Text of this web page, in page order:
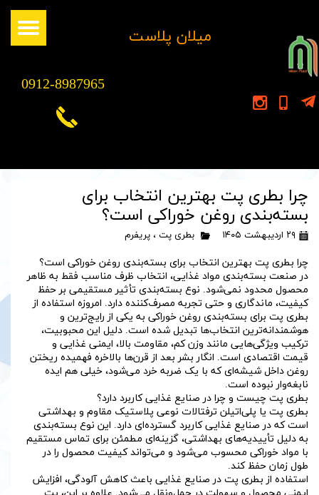
​میلان پلاست
0912-8987965
چرا بطری پت بهترین انتخاب برای
بسته‌بندی روغن خوراکی است؟
۲۹ اردیبهشت ۱۴۰۵ بطری پت ، پریفرم
چرا بطری پت بهترین انتخاب برای بسته‌بندی روغن خوراکی است؟
در صنعت بسته‌بندی مواد غذایی، انتخاب ظرف مناسب فقط به ظاهر
محصول محدود نمی‌شود. نوع بسته‌بندی تأثیر مستقیمی بر حفظ
کیفیت، ماندگاری و حتی تجربه مصرف‌کننده دارد. امروزه استفاده از
بطری پت برای بسته‌بندی روغن خوراکی به یکی از رایج‌ترین و
هوشمندانه‌ترین انتخاب‌ها تبدیل شده است. دلیل این محبوبیت،
ترکیب ویژگی‌هایی مانند وزن کم، مقاومت بالا، ایمنی غذایی و
قیمت اقتصادی است. انگار بشر بعد از قرن‌ها بالاخره فهمیده ریختن
روغن داخل شیشه‌ای که با یک ضربه خرد می‌شود، خیلی هم ایده
نابغه‌وار نبوده است.
بطری پت چیست و چرا در صنایع غذایی کاربرد دارد؟
بطری پت یا پلی‌اتیلن ترفتالات نوعی پلاستیک مقاوم و بهداشتی
است که در صنایع غذایی کاربرد گسترده‌ای دارد. این نوع بسته‌بندی
به دلیل تأییدیه‌های بهداشتی، گزینه‌ای مطمئن برای تماس مستقیم
با مواد خوراکی محسوب می‌شود و می‌تواند کیفیت محصول را در
طول زمان حفظ کند.
استفاده از بطری پت در صنایع غذایی باعث کاهش آلودگی، افزایش